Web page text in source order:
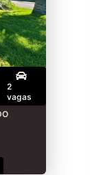
2
vagas